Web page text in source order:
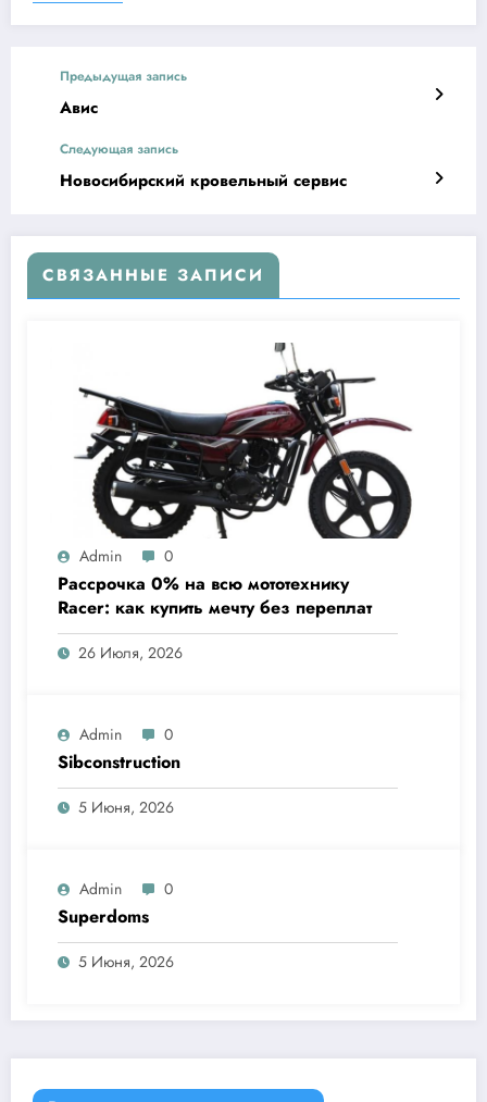
Предыдущая запись
Авис
Следующая запись
Новосибирский кровельный сервис
СВЯЗАННЫЕ ЗАПИСИ
Admin 0
Рассрочка 0% на всю мототехнику
Racer: как купить мечту без переплат
26 Июля, 2026
Admin 0
Sibconstruction
5 Июня, 2026
Admin 0
Superdoms
5 Июня, 2026